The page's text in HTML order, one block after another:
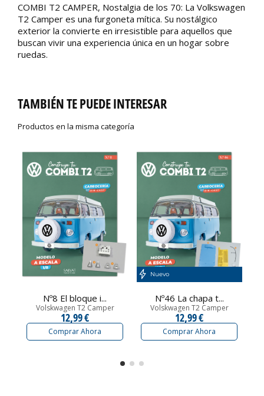
COMBI T2 CAMPER, Nostalgia de los 70: La Volkswagen
T2 Camper es una furgoneta mítica. Su nostálgico
exterior la convierte en irresistible para aquellos que
buscan vivir una experiencia única en un hogar sobre
ruedas.
TAMBIÉN TE PUEDE INTERESAR
Productos en la misma categoría
Nº8 El bloque i...
Volskwagen T2 Camper
12,99 €
Comprar Ahora
Nuevo
Nº46 La chapa t...
Volskwagen T2 Camper
12,99 €
Comprar Ahora